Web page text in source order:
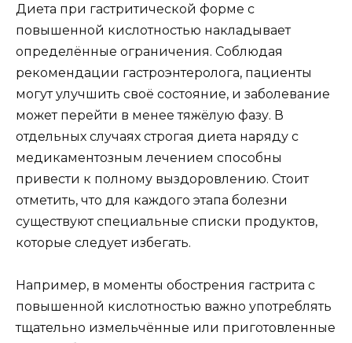
Диета при гастритической форме с
повышенной кислотностью накладывает
определённые ограничения. Соблюдая
рекомендации гастроэнтеролога, пациенты
могут улучшить своё состояние, и заболевание
может перейти в менее тяжёлую фазу. В
отдельных случаях строгая диета наряду с
медикаментозным лечением способны
привести к полному выздоровлению. Стоит
отметить, что для каждого этапа болезни
существуют специальные списки продуктов,
которые следует избегать.
Например, в моменты обострения гастрита с
повышенной кислотностью важно употреблять
тщательно измельчённые или приготовленные